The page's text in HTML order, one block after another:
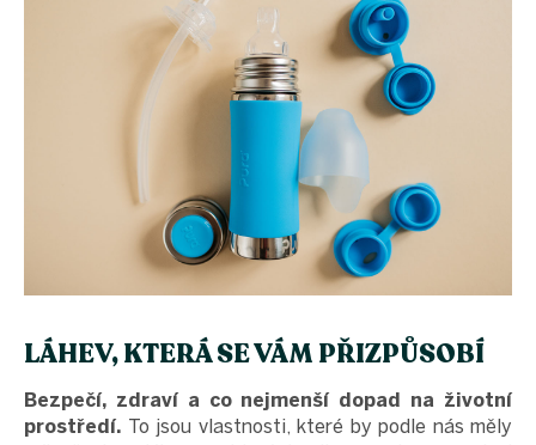
LÁHEV, KTERÁ SE VÁM PŘIZPŮSOBÍ
Bezpečí, zdraví a co nejmenší dopad na životní
prostředí. To jsou vlastnosti, které by podle nás měly